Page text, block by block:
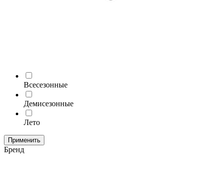
Всесезонные
Демисезонные
Лето
Применить
Бренд